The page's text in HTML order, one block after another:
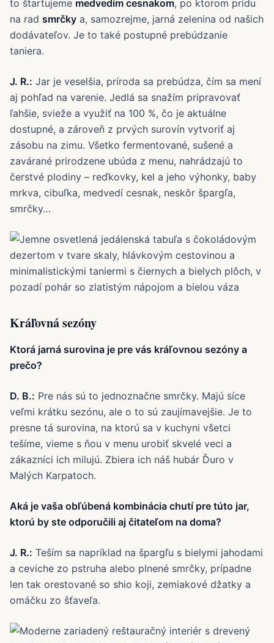
to štartujeme medvedím cesnakom, po ktorom prídu
na rad smrčky a, samozrejme, jarná zelenina od našich
dodávateľov. Je to také postupné prebúdzanie
taniera.
J. R.: Jar je veselšia, príroda sa prebúdza, čím sa mení
aj pohľad na varenie. Jedlá sa snažím pripravovať
ľahšie, svieže a využiť na 100 %, čo je aktuálne
dostupné, a zároveň z prvých surovín vytvoriť aj
zásobu na zimu. Všetko fermentované, sušené a
zavárané prirodzene ubúda z menu, nahrádzajú to
čerstvé plodiny – reďkovky, kel a jeho výhonky, baby
mrkva, cibuľka, medvedí cesnak, neskôr špargľa,
smrčky…
Kráľovná sezóny
Ktorá jarná surovina je pre vás kráľovnou sezóny a
prečo?
D. B.: Pre nás sú to jednoznačne smrčky. Majú síce
veľmi krátku sezónu, ale o to sú zaujímavejšie. Je to
presne tá surovina, na ktorú sa v kuchyni všetci
tešíme, vieme s ňou v menu urobiť skvelé veci a
zákazníci ich milujú. Zbiera ich náš hubár Ďuro v
Malých Karpatoch.
Aká je vaša obľúbená kombinácia chutí pre túto jar,
ktorú by ste odporučili aj čitateľom na doma?
J. R.: Teším sa napríklad na špargľu s bielymi jahodami
a ceviche zo pstruha alebo plnené smrčky, prípadne
len tak orestované so shio koji, zemiakové džatky a
omáčku zo šťaveľa.